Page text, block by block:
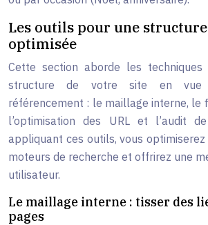
Les outils pour une
optimisée
Cette section aborde les
structure de votre site en vue
référencement : le maillage interne, le
l’optimisation des URL et l’audit
appliquant ces outils, vous
moteurs de recherche et offrirez une
utilisateur.
Le maillage interne : tisser des
pages